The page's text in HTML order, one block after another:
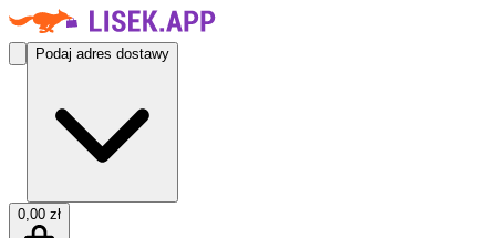
Podaj adres dostawy
0,00 zł